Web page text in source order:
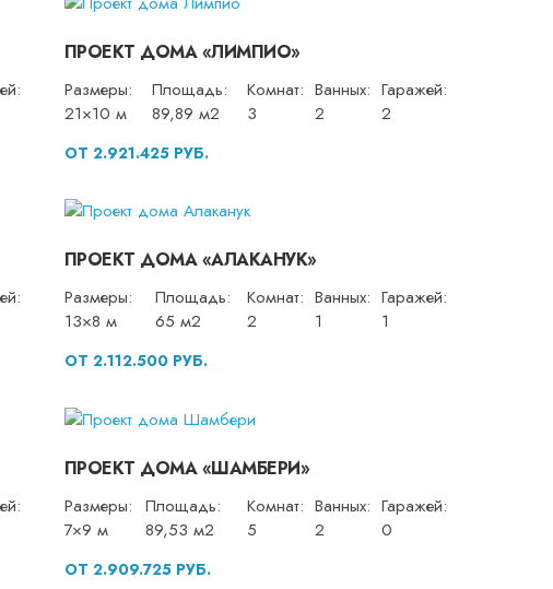
ПРОЕКТ ДОМА «ЛИМПИО»
Размеры:
21×10 м
Площадь:
89,89 м2
Комнат:
3
Ванных:
2
Гаражей:
2
ОТ 2.921.425 РУБ.
ПРОЕКТ ДОМА «АЛАКАНУК»
Размеры:
13×8 м
Площадь:
65 м2
Комнат:
2
Ванных:
1
Гаражей:
1
ОТ 2.112.500 РУБ.
ПРОЕКТ ДОМА «ШАМБЕРИ»
Размеры:
7×9 м
Площадь:
89,53 м2
Комнат:
5
Ванных:
2
Гаражей:
0
ОТ 2.909.725 РУБ.